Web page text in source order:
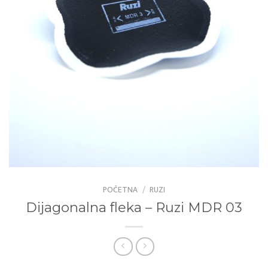
POČETNA / RUZI
Dijagonalna fleka – Ruzi MDR 03